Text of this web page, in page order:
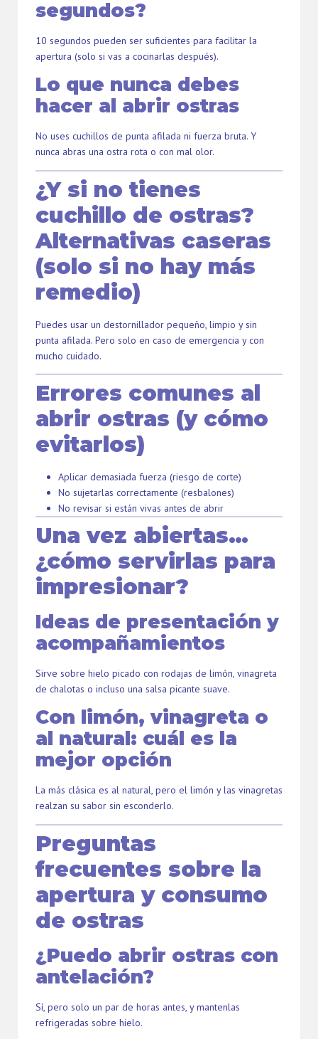
segundos?
10 segundos pueden ser suficientes para facilitar la
apertura (solo si vas a cocinarlas después).
Lo que nunca debes
hacer al abrir ostras
No uses cuchillos de punta afilada ni fuerza bruta. Y
nunca abras una ostra rota o con mal olor.
¿Y si no tienes
cuchillo de ostras?
Alternativas caseras
(solo si no hay más
remedio)
Puedes usar un destornillador pequeño, limpio y sin
punta afilada. Pero solo en caso de emergencia y con
mucho cuidado.
Errores comunes al
abrir ostras (y cómo
evitarlos)
Aplicar demasiada fuerza (riesgo de corte)
No sujetarlas correctamente (resbalones)
No revisar si están vivas antes de abrir
Una vez abiertas…
¿cómo servirlas para
impresionar?
Ideas de presentación y
acompañamientos
Sirve sobre hielo picado con rodajas de limón, vinagreta
de chalotas o incluso una salsa picante suave.
Con limón, vinagreta o
al natural: cuál es la
mejor opción
La más clásica es al natural, pero el limón y las vinagretas
realzan su sabor sin esconderlo.
Preguntas
frecuentes sobre la
apertura y consumo
de ostras
¿Puedo abrir ostras con
antelación?
Sí, pero solo un par de horas antes, y mantenlas
refrigeradas sobre hielo.